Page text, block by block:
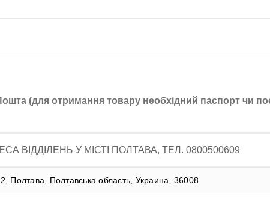
(для отримання товару необхідний паспорт чи
ВІДДІЛЕНЬ У МІСТІ ПОЛТАВА, ТЕЛ. 0800500609
Полтава, Полтавська область, Украина, 36008